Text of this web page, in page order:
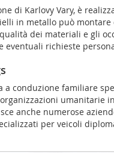
di Karlovy Vary, è
in metallo può
dei materiali e gli
eventuali richieste
a conduzione familiare
umanitarie
anche numerose
per veicoli